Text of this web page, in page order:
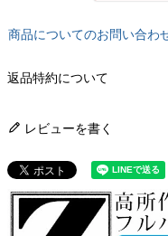
商品についてのお問い合わ
返品特約について
レビューを書く